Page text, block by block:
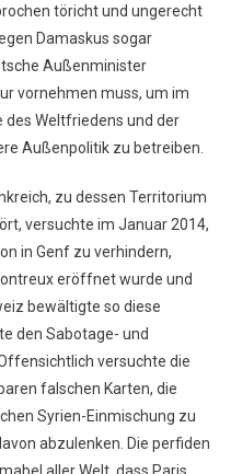
töricht und ungerecht
Damaskus sogar
Außenminister
vornehmen muss, um im
des Weltfriedens und der
Außenpolitik zu betreiben.
zu dessen Territorium
versuchte im Januar 2014,
in Genf zu verhindern,
eröffnet wurde und
bewältigte so diese
den Sabotage- und
versuchte die
falschen Karten, die
Syrien-Einmischung zu
abzulenken. Die perfiden